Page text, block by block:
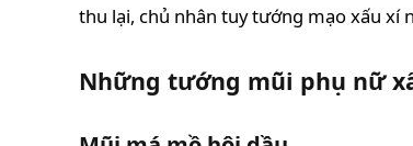
thu lại, chủ nhân tuy tướng mạo xấu xí
Những tướng mũi phụ nữ